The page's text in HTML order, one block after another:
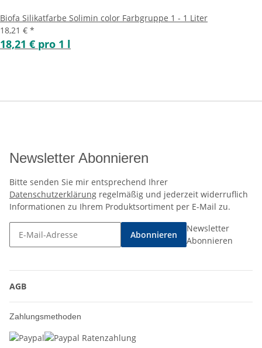
Biofa Silikatfarbe Solimin color Farbgruppe 1 - 1 Liter
18,21 € *
18,21 € pro 1 l
Newsletter Abonnieren
Bitte senden Sie mir entsprechend Ihrer
Datenschutzerklärung regelmäßig und jederzeit widerruflich
Informationen zu Ihrem Produktsortiment per E-Mail zu.
Abonnieren
Newsletter
Abonnieren
AGB
Zahlungsmethoden